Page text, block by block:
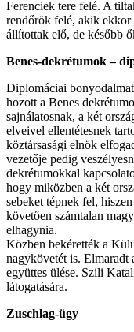
Ferenciek tere felé. A
rendőrök felé, akik
állítottak elő, de később
Benes-dekrétumok –
Diplomáciai
hozott a Benes
sajnálatosnak, a két
elveivel ellentétesnek
köztársasági elnök
vezetője pedig
dekrétumokkal
hogy miközben a két
sebeket tépnek fel,
követően számtalan
elhagynia.
Közben bekérették a
nagykövetét is. Elmaradt
együttes ülése. Szili
látogatására.
Zuschlag-ügy